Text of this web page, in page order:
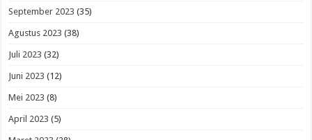
September 2023 (35)
Agustus 2023 (38)
Juli 2023 (32)
Juni 2023 (12)
Mei 2023 (8)
April 2023 (5)